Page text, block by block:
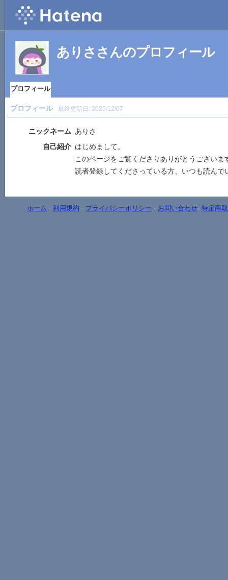
ありささんのプロフィール
プロフィール
プロフィール 最終更新日: 2025/12/07
ニックネーム ありさ
自己紹介 はじめまして。
このページをご覧くださりありがとうございま
読者登録してくださっている方、いつも読ん
ホーム - 利用規約 - プライバシーポリシー - お問い合わせ- 特定商